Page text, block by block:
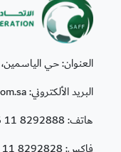
العنوان: حي
البريد الألكتروني: info@saff.com.sa
هاتف:11 8292888